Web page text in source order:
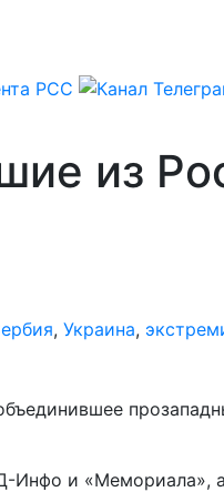
из
, Украина,
Инфо и